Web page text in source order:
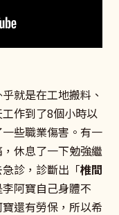
就是在工地搬料、
作到了8個小時以
些職業傷害。有一
休息了一下勉強繼
診，診斷出「椎間
阿寶自己身體不
還有勞保，所以希